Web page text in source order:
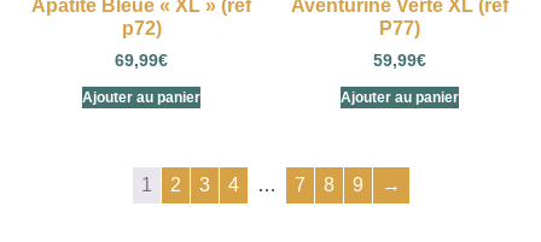
Apatite Bleue « XL » (réf
p72)
69,99€
Ajouter au panier
Aventurine Verte XL (réf
P77)
59,99€
Ajouter au panier
1 2 3 4 … 7 8 9 →